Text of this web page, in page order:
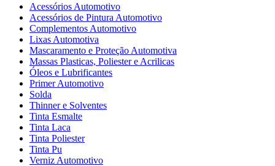
Acessórios Automotivo
Acessórios de Pintura Automotivo
Complementos Automotivo
Lixas Automotiva
Mascaramento e Proteção Automotiva
Massas Plasticas, Poliester e Acrilicas
Óleos e Lubrificantes
Primer Automotivo
Solda
Thinner e Solventes
Tinta Esmalte
Tinta Laca
Tinta Poliester
Tinta Pu
Verniz Automotivo